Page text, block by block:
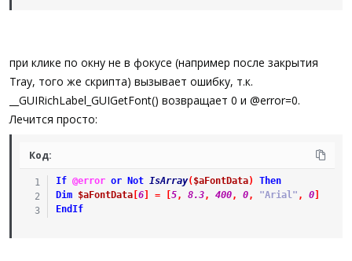
при клике по окну не в фокусе (например после закрытия
Tray, того же скрипта) вызывает ошибку, т.к.
__GUIRichLabel_GUIGetFont() возвращает 0 и @error=0.
Лечится просто:
Код:
If @error or Not IsArray($aFontData)
Then
Dim
$aFontData[6] = [5, 8.3, 400, 0, "Arial" , 0]
EndIf